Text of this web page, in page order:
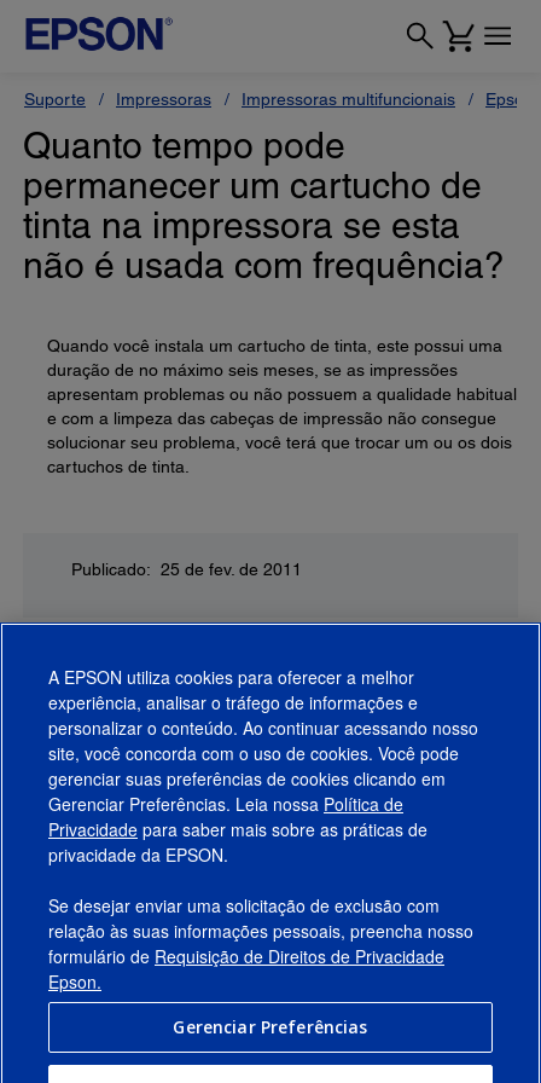
Suporte Impressoras Impressoras multifuncionais Epson
Quanto tempo pode
permanecer um cartucho de
tinta na impressora se esta
não é usada com frequência?
Quando você instala um cartucho de tinta, este possui uma
duração de no máximo seis meses, se as impressões
apresentam problemas ou não possuem a qualidade habitual
e com a limpeza das cabeças de impressão não consegue
solucionar seu problema, você terá que trocar um ou os dois
cartuchos de tinta.
Publicado: 25 de fev. de 2011
Produtos
Suporte
Links Sugeridos
Empresa
Conecte-se com a Epson
A EPSON utiliza cookies para oferecer a melhor
experiência, analisar o tráfego de informações e
personalizar o conteúdo. Ao continuar acessando nosso
site, você concorda com o uso de cookies. Você pode
gerenciar suas preferências de cookies clicando em
Gerenciar Preferências. Leia nossa Política de
Privacidade para saber mais sobre as práticas de
privacidade da EPSON.
Se desejar enviar uma solicitação de exclusão com
relação às suas informações pessoais, preencha nosso
formulário de Requisição de Direitos de Privacidade
Epson.
Gerenciar Preferências